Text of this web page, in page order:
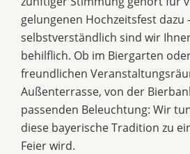
gelungenen Hochzeitsfest dazu
selbstverständlich sind wir
behilflich. Ob im Biergarten
freundlichen
Außenterrasse, von der
passenden Beleuchtung: Wir
diese bayerische Tradition zu
Feier wird.